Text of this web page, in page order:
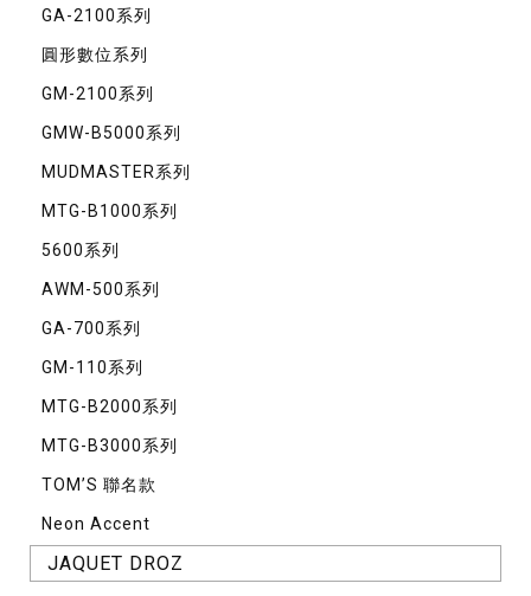
GA-2100系列
圓形數位系列
GM-2100系列
GMW-B5000系列
MUDMASTER系列
MTG-B1000系列
5600系列
AWM-500系列
GA-700系列
GM-110系列
MTG-B2000系列
MTG-B3000系列
TOM’S 聯名款
Neon Accent
JAQUET DROZ